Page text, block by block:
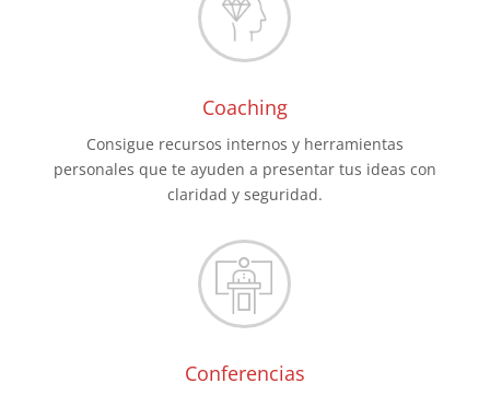
Coaching
Consigue recursos internos y herramientas
personales que te ayuden a presentar tus ideas con
claridad y seguridad.
Conferencias